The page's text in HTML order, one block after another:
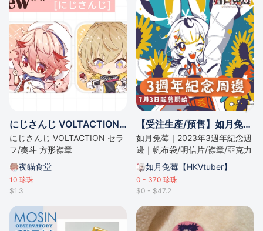
にじさんじ VOLTACTION セラフ/奏斗 方形襟章
にじさんじ VOLTACTION セラ
フ/奏斗 方形襟章
夜貓食堂
10 珍珠
$1.3
【受注生產/預售】如月兔莓｜2023年3週年紀念週邊
如月兔莓｜2023年3週年紀念週
邊｜帆布袋/明信片/襟章/亞克力
版畫/掛件
如月兔莓【HKVtuber】
0 - 370 珍珠
$0 - $47.2